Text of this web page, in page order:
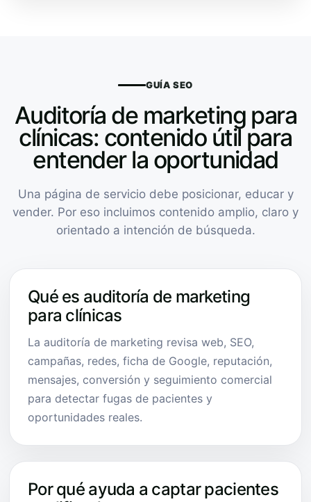
GUÍA SEO
Auditoría de marketing para
clínicas: contenido útil para
entender la oportunidad
Una página de servicio debe posicionar, educar y
vender. Por eso incluimos contenido amplio, claro y
orientado a intención de búsqueda.
Qué es auditoría de marketing
para clínicas
La auditoría de marketing revisa web, SEO,
campañas, redes, ficha de Google, reputación,
mensajes, conversión y seguimiento comercial
para detectar fugas de pacientes y
oportunidades reales.
Por qué ayuda a captar pacientes